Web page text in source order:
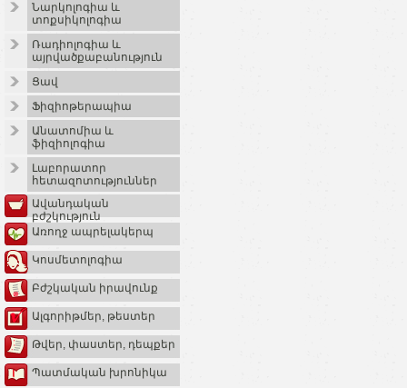
Նարկոլոգիա և
տոքսիկոլոգիա
Ռադիոլոգիա և
այրվածքաբանություն
Ցավ
Ֆիզիոթերապիա
Անատոմիա և
ֆիզիոլոգիա
Լաբորատոր
հետազոտություններ
Ավանդական
բժշկություն
Առողջ ապրելակերպ
Կոսմետոլոգիա
Բժշկական իրավունք
Ալգորիթմեր, թեստեր
Թվեր, փաստեր, դեպքեր
Պատմական խրոնիկա